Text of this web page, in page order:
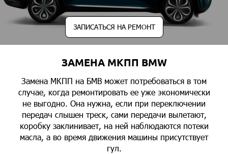
ЗАПИСАТЬСЯ НА РЕМОНТ
ЗАМЕНА МКПП BMW
Замена МКПП на БМВ может потребоваться в том
случае, когда ремонтировать ее уже экономически
не выгодно. Она нужна, если при переключении
передач слышен треск, сами передачи вылетают,
коробку заклинивает, на ней наблюдаются потеки
масла, а во время движения машины присутствует
гул.